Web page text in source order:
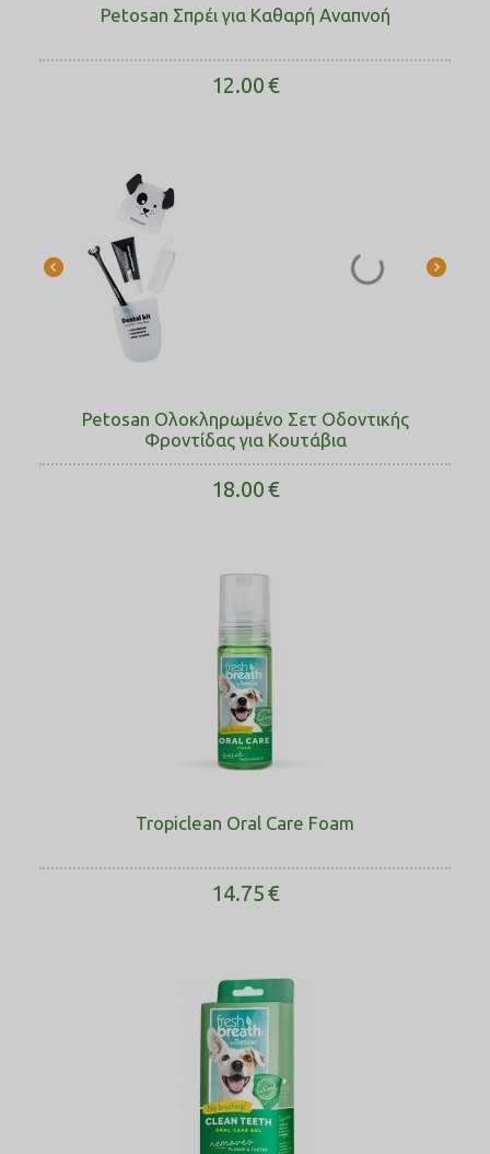
Petosan Σπρέι για Καθαρή Αναπνοή
12.00€
Petosan Ολοκληρωμένο Σετ Οδοντικής
Φροντίδας για Κουτάβια
18.00€
Tropiclean Oral Care Foam
14.75€